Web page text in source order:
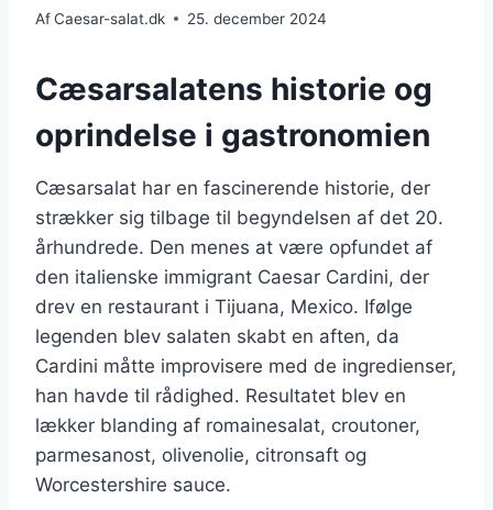
AfCaesar-salat.dk 25. december 2024
Cæsarsalatens historie og
oprindelse i gastronomien
Cæsarsalat har en fascinerende historie, der
strækker sig tilbage til begyndelsen af det 20.
århundrede. Den menes at være opfundet af
den italienske immigrant Caesar Cardini, der
drev en restaurant i Tijuana, Mexico. Ifølge
legenden blev salaten skabt en aften, da
Cardini måtte improvisere med de ingredienser,
han havde til rådighed. Resultatet blev en
lækker blanding af romainesalat, croutoner,
parmesanost, olivenolie, citronsaft og
Worcestershire sauce.